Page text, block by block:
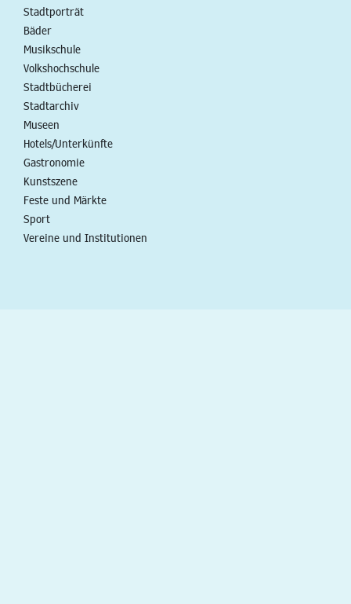
Stadtporträt
Bäder
Musikschule
Volkshochschule
Stadtbücherei
Stadtarchiv
Museen
Hotels/Unterkünfte
Gastronomie
Kunstszene
Feste und Märkte
Sport
Vereine und Institutionen